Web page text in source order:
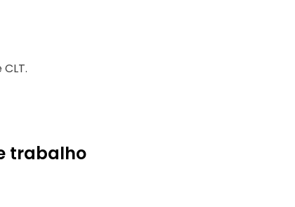
trabalho